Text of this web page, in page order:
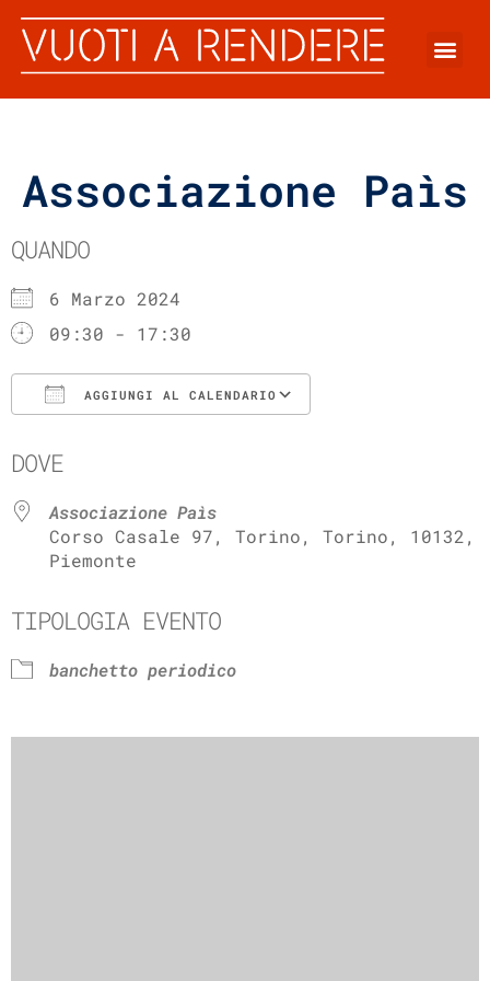
Associazione Paìs
QUANDO
6 Marzo 2024
09:30 - 17:30
AGGIUNGI AL CALENDARIO
DOVE
Associazione Paìs
Corso Casale 97, Torino, Torino, 10132,
Piemonte
TIPOLOGIA EVENTO
banchetto periodico